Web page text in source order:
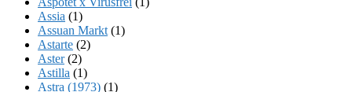
Assia (1)
Assuan Markt (1)
Astarte (2)
Aster(2)
Astilla (1)
Astra (1973) (1)